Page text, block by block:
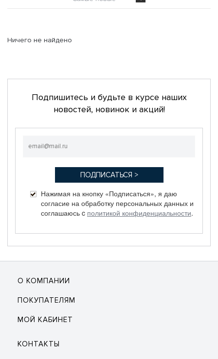
Ничего не найдено
Подпишитесь и будьте в курсе наших
новостей, новинок и акций!
Нажимая на кнопку «Подписаться», я даю
согласие на обработку персональных данных и
соглашаюсь c политикой конфиденциальности.
О КОМПАНИИ
ПОКУПАТЕЛЯМ
МОЙ КАБИНЕТ
КОНТАКТЫ